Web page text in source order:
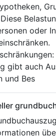
oder
gibt auch
und Bes